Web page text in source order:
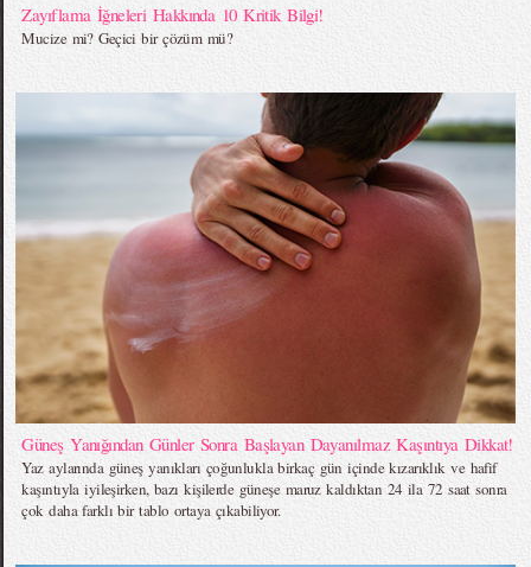
Zayıflama İğneleri Hakkında 10 Kritik Bilgi!
Mucize mi? Geçici bir çözüm mü?
Güneş Yanığından Günler Sonra Başlayan Dayanılmaz Kaşıntıya Dikkat!
Yaz aylarında güneş yanıkları çoğunlukla birkaç gün içinde kızarıklık ve hafif
kaşıntıyla iyileşirken, bazı kişilerde güneşe maruz kaldıktan 24 ila 72 saat sonra
çok daha farklı bir tablo ortaya çıkabiliyor.